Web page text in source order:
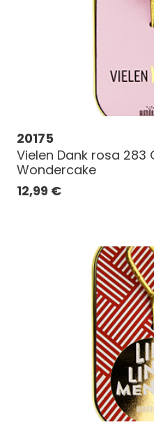
20175
Vielen Dank rosa 283
Wondercake
12,99 €